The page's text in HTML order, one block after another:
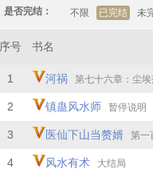
是否完结： 不限 已完结 未
序号 书名
1 河祸 第七十六章：尘
2 镇蛊风水师 暂停说明
3 医仙下山当赘婿 第一百
4 风水有术 大结局